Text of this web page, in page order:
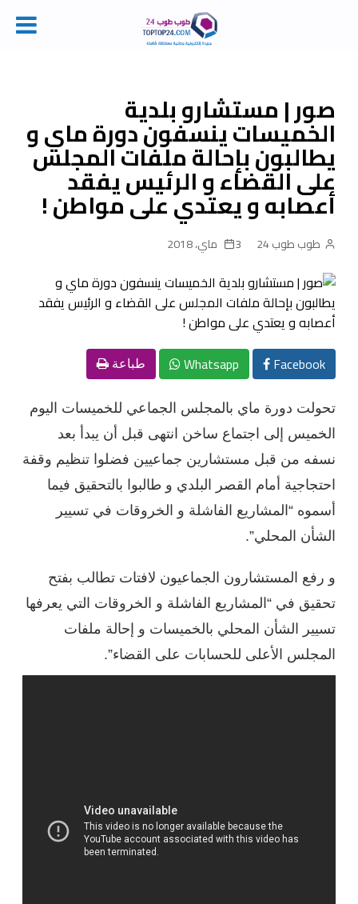
صور | مستشارو بلدية
الخميسات ينسفون دورة ماي و
يطالبون بإحالة ملفات المجلس
على القضاء و الرئيس يفقد
أعصابه و يعتدي على مواطن !
طوب طوب 24 3 ماي، 2018
Facebook
Whatsapp طباعة
تحولت دورة ماي بالمجلس الجماعي للخميسات اليوم
الخميس إلى اجتماع ساخن انتهى قبل أن يبدأ بعد
نسفه من قبل مستشارين جماعيين فضلوا تنظيم وقفة
احتجاجية أمام القصر البلدي و طالبوا بالتحقيق فيما
أسموه “المشاريع الفاشلة و الخروقات في تسيير
الشأن المحلي”.
و رفع المستشارون الجماعيون لافتات تطالب بفتح
تحقيق في “المشاريع الفاشلة و الخروقات التي يعرفها
تسيير الشأن المحلي بالخميسات و إحالة ملفات
المجلس الأعلى للحسابات على القضاء”.